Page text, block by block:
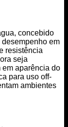
concebido
desempenho em
resistência
seja
em aparência do
para uso off-
ambientes